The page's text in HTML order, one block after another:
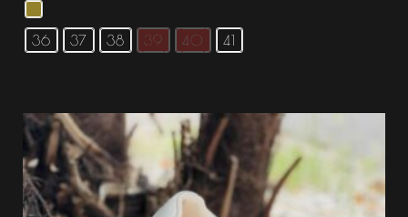
36 37 38 39 40 41